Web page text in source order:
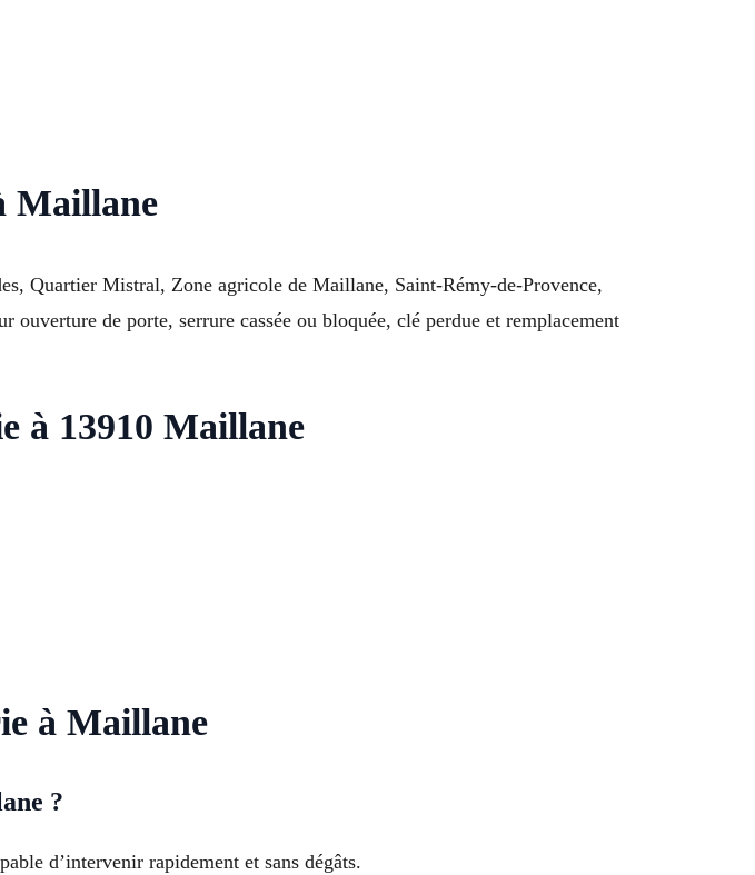
Maillane
Quartier Mistral, Zone agricole de Maillane, Saint-Rémy-de-Provence,
ouverture de porte, serrure cassée ou bloquée, clé perdue et remplacement
à 13910 Maillane
à Maillane
?
d’intervenir rapidement et sans dégâts.